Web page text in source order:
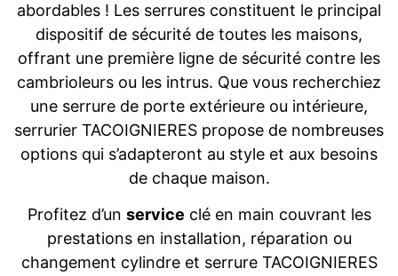
abordables ! Les serrures constituent le principal
dispositif de sécurité de toutes les maisons,
offrant une première ligne de sécurité contre les
cambrioleurs ou les intrus. Que vous recherchiez
une serrure de porte extérieure ou intérieure,
serrurier TACOIGNIERES propose de nombreuses
options qui s’adapteront au style et aux besoins
de chaque maison.
Profitez d’un service clé en main couvrant les
prestations en installation, réparation ou
changement cylindre et serrure TACOIGNIERES